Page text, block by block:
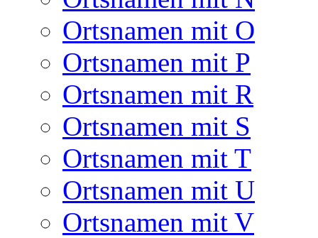
Ortsnamen mit O
Ortsnamen mit P
Ortsnamen mit R
Ortsnamen mit S
Ortsnamen mit T
Ortsnamen mit U
Ortsnamen mit V